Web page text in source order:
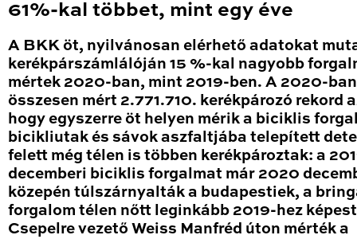
61%-kal többet, mint egy éve
A BKK öt, nyilvánosan elérhető adatokat
kerékpárszámlálóján 15 %-kal nagyobb
mértek 2020-ban, mint 2019-ben. A 2020-ban
összesen mért 2.771.710. kerékpározó rekord
hogy egyszerre öt helyen mérik a biciklis
bicikliutak és sávok aszfaltjába telepített
felett még télen is többen kerékpároztak: a
decemberi biciklis forgalmat már 2020
közepén túlszárnyalták a budapestiek, a
forgalom télen nőtt leginkább 2019-hez
Csepelre vezető Weiss Manfréd úton mérték a